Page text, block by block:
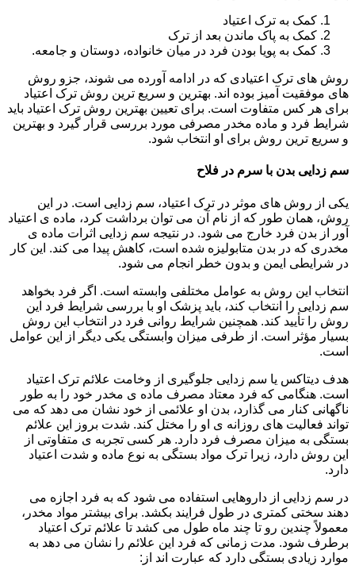
کمک به ترک اعتیاد
کمک به پاک ماندن بعد از ترک
کمک به پویا بودن فرد در میان خانواده، دوستان و جامعه.
روش های ترک اعتیادی که در ادامه آورده می شوند، جزو روش
های موفقیت آمیز بوده اند. بهترین و سریع ترین روش ترک اعتیاد
برای هر کس متفاوت است. برای تعیین بهترین روش ترک اعتیاد باید
شرایط فرد و ماده مخدر مصرفی مورد بررسی قرار گیرد و بهترین
و سریع ترین روش برای او انتخاب شود.
سم زدایی بدن با سرم در فلاح
یکی از روش های موثر در ترک اعتیاد، سم زدایی است. در این
روش، همان طور که از نام آن می توان برداشت کرد، ماده ی اعتیاد
آور از بدن فرد خارج می شود. در نتیجه سم زدایی اثرات ماده ی
مخدری که در بدن متابولیزه شده است، کاهش پیدا می کند. این کار
در شرایطی ایمن و بدون خطر انجام می شود.
انتخاب این روش به عوامل مختلفی وابسته است. اگر فرد بخواهد
سم زدایی را انتخاب کند، باید پزشک او با بررسی شرایط فرد این
روش را تأیید کند. همچنین شرایط روانی فرد در انتخاب این روش
بسیار مؤثر است. از طرفی میزان وابستگی یکی دیگر از این عوامل
است.
هدف دیتاکس یا سم زدایی جلوگیری از وخامت علائم ترک اعتیاد
است. هنگامی که فرد معتاد مصرف ماده ی مخدر خود را به طور
ناگهانی کنار می گذارد، بدن او علائمی از خود نشان می دهد که می
تواند فعالیت های روزانه ی او را مختل کند. شدت بروز این علائم
بستگی به میزان مصرف فرد دارد. هر کسی تجربه ی متفاوتی از
این روش دارد، زیرا ترک مواد بستگی به نوع ماده و شدت اعتیاد
دارد.
در سم زدایی از داروهایی استفاده می شود که به فرد اجازه می
دهند سختی کمتری در طول فرایند بکشد. برای بیشتر مواد مخدر،
معمولاً چندین رو تا چند ماه طول می کشد تا علائم ترک اعتیاد
برطرف شود. مدت زمانی که فرد این علائم را نشان می دهد به
موارد زیادی بستگی دارد که عبارت اند از: